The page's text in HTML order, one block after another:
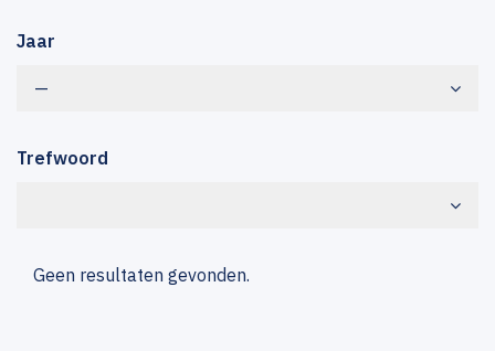
Jaar
—
Trefwoord
Geen resultaten gevonden.